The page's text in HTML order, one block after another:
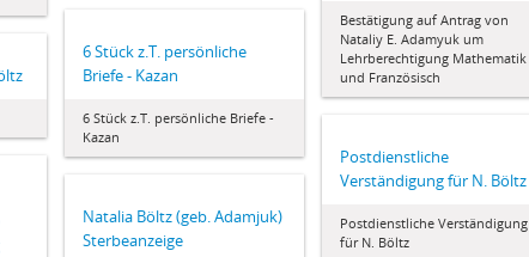
Bestätigung auf Antrag von
Nataliy E. Adamyuk um
Lehrberechtigung Mathematik
und Französisch
6 Stück z.T. persönliche
Briefe - Kazan
6 Stück z.T. persönliche Briefe -
Kazan
Postdienstliche
Verständigung für N. Böltz
Postdienstliche Verständigung
für N. Böltz
Natalia Böltz (geb. Adamjuk)
Sterbeanzeige